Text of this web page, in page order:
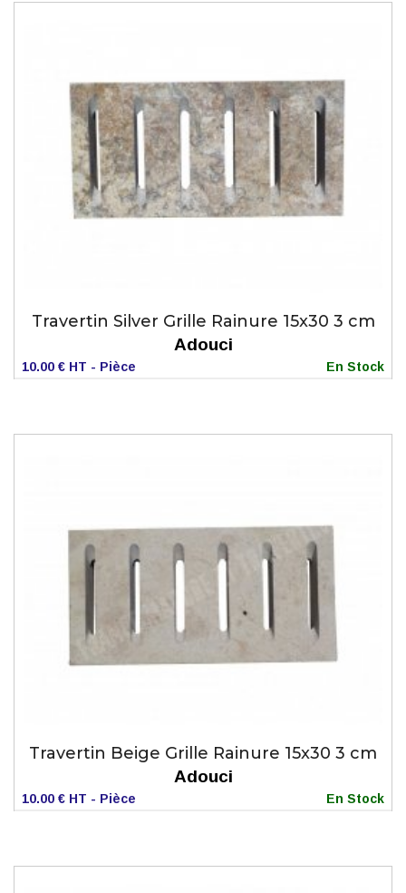
Travertin Silver Grille Rainure 15x30 3 cm
Adouci
10.00 € HT - Pièce En Stock
Travertin Beige Grille Rainure 15x30 3 cm
Adouci
10.00 € HT - Pièce En Stock